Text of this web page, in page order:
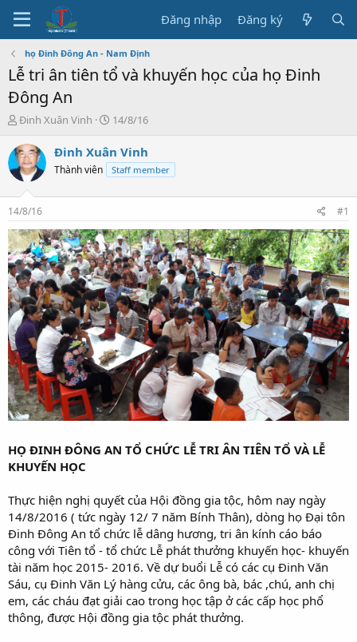
Đăng nhập Đăng ký
họ Đinh Đông An - Nam Định
Lễ tri ân tiên tổ và khuyến học của họ Đinh
Đông An
T
r
e
a
s
t
a
r
t
e
r
Đinh Xuân Vinh
N
à
y
b
ầ
u
14/8/16
Đinh Xuân Vinh
Thành viên Staff member
14/8/16 #1
HỌ ĐINH ĐÔNG AN TỔ CHỨC LỄ TRI ÂN TIÊN TỔ VÀ LỄ
KHUYẾN HỌC
Thực hiện nghị quyết của Hội đồng gia tộc, hôm nay ngày
14/8/2016 ( tức ngày 12/ 7 năm Bính Thân), dòng họ Đại tôn
Đinh Đông An tổ chức lễ dâng hương, tri ân kính cáo báo
công với Tiên tổ - tổ chức Lễ phát thưởng khuyến học- khuyến
tài năm học 2015- 2016. Về dự buổi Lễ có các cụ Đinh Văn
Sáu, cụ Đinh Văn Lý hàng cửu, các ông bà, bác ,chú, anh chị
em, các cháu đạt giải cao trong học tập ở các cấp học phổ
thông, được Hội đồng gia tộc phát thưởng.